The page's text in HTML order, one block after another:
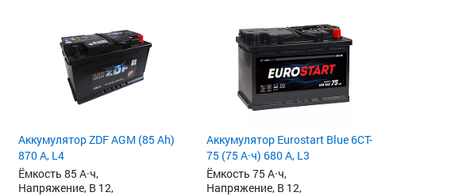
Аккумулятор ZDF AGM (85 Ah)
870 А, L4
Ёмкость 85 А·ч,
Напряжение, В 12,
Аккумулятор Eurostart Blue 6CT-
75 (75 А·ч) 680 А, L3
Ёмкость 75 А·ч,
Напряжение, В 12,